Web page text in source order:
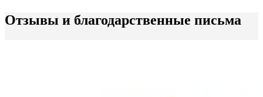
Отзывы и благодарственные письма